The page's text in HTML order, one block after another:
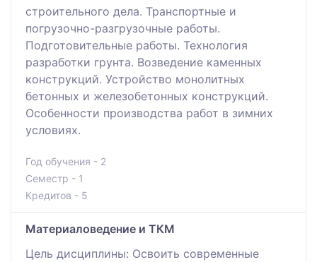
строительного дела. Транспортные и
погрузочно-разгрузочные работы.
Подготовительные работы. Технология
разработки грунта. Возведение каменных
конструкций. Устройство монолитных
бетонных и железобетонных конструкций.
Особенности производства работ в зимних
условиях.
Год обучения - 2
Семестр - 1
Кредитов - 5
Материаловедение и ТКМ
Цель дисциплины: Освоить современные